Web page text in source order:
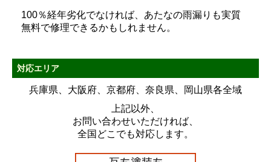
100％経年劣化でなければ、あたなの雨漏りも実質
無料で修理できるかもしれません。
対応エリア
兵庫県、大阪府、京都府、奈良県、岡山県各全域
上記以外、
お問い合わせいただければ、
全国どこでも対応します。